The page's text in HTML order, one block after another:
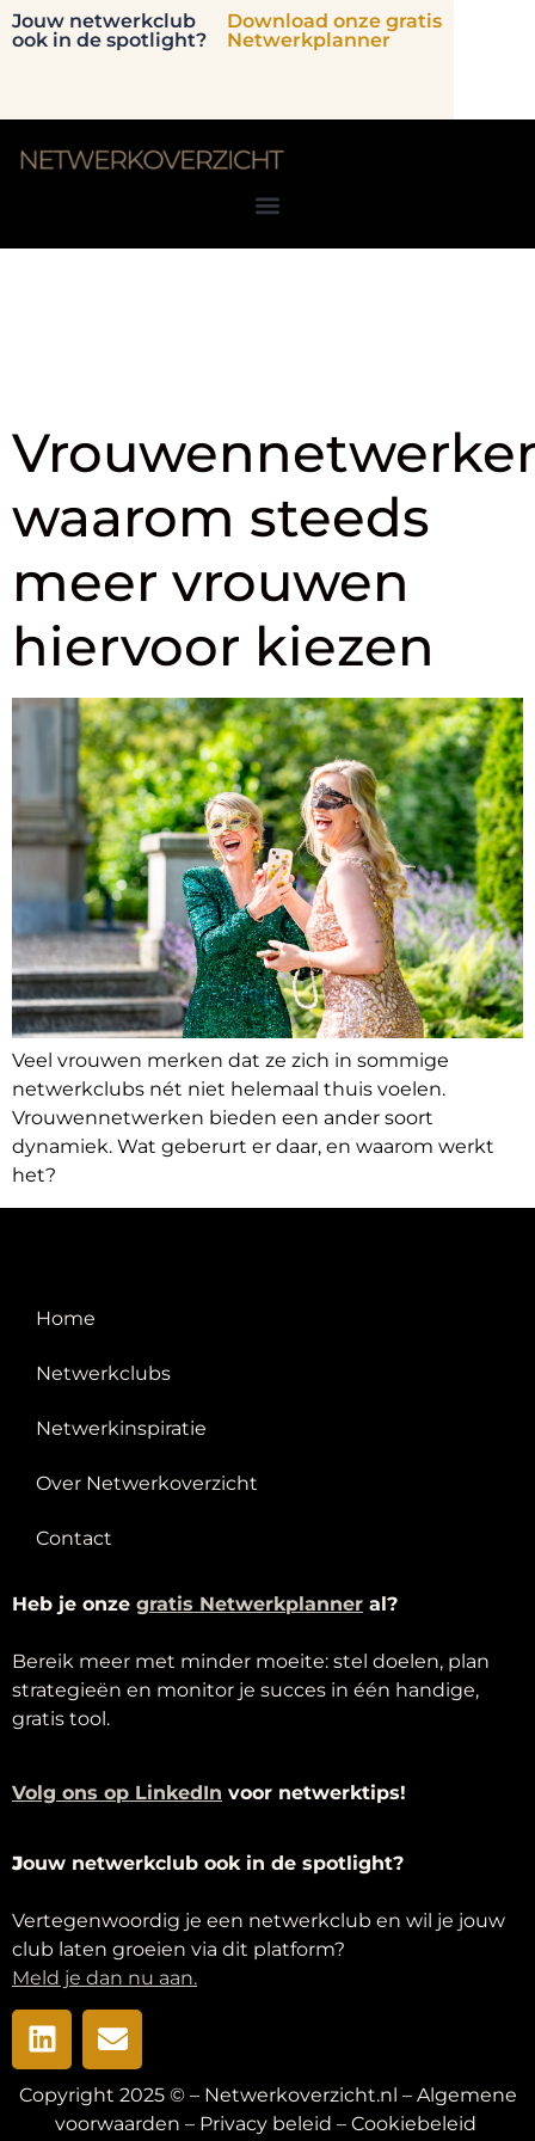
Jouw netwerkclub
ook in de spotlight?
Download onze gratis
Netwerkplanner
waarom steeds
meer vrouwen
hiervoor kiezen
Veel vrouwen merken dat ze zich in sommige
netwerkclubs nét niet helemaal thuis voelen.
Vrouwennetwerken bieden een ander soort
dynamiek. Wat geberurt er daar, en waarom werkt
het?
Home
Netwerkclubs
Netwerkinspiratie
Over Netwerkoverzicht
Contact
Heb je onze gratis Netwerkplanner al?
Bereik meer met minder moeite: stel doelen, plan
strategieën en monitor je succes in één handige,
gratis tool.
Volg ons op LinkedIn voor netwerktips!
Jouw netwerkclub ook in de spotlight?
Vertegenwoordig je een netwerkclub en wil je jouw
club laten groeien via dit platform?
Meld je dan nu aan.
Copyright 2025 © – Netwerkoverzicht.nl – Algemene
voorwaarden – Privacy beleid – Cookiebeleid